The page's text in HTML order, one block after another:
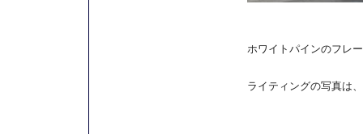
ホワイトパインのフレ
ライティングの写真は